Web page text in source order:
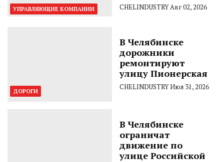
УПРАВЛЯЮЩИЕ КОМПАНИИ CHELINDUSTRYАвг 02, 2026
ДОРОГИ
В Челябинске
дорожники
ремонтируют
улицу Пионерская
CHELINDUSTRYИюл 31, 2026
В Челябинске
ограничат
движение по
улице Российской